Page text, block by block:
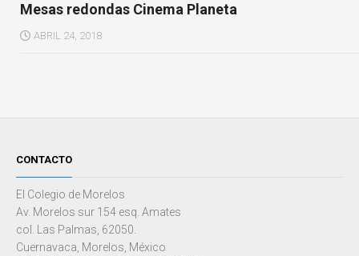
Mesas redondas Cinema Planeta
ABRIL 24, 2018
CONTACTO
El Colegio de Morelos
Av. Morelos sur 154 esq. Amates
col. Las Palmas, 62050.
Cuernavaca, Morelos, México